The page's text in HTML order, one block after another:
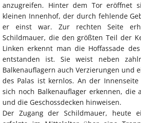
anzugreifen. Hinter dem Tor eröffnet
kleinen Innenhof, der durch fehlende
er einst war. Zur rechten Seite
Schildmauer, die den größten Teil der
Linken erkennt man die Hoffassade
entstanden ist. Sie weist neben
Balkenauflagern auch Verzierungen und
des Palas ist kernlos. An der Innenseite
sich noch Balkenauflager erkennen,
und die Geschossdecken hinweisen.
Der Zugang der Schildmauer, heute